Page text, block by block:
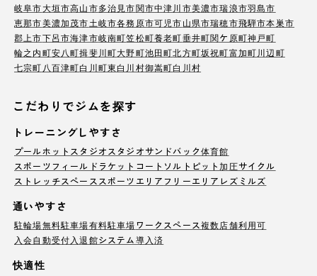
岐阜市大垣市高山市多治見市関市中津川市美濃市瑞浪市羽島市
恵那市美濃加茂市土岐市各務原市可児市山県市瑞穂市飛騨市本巣市
郡上市下呂市海津市岐南町笠松町養老町垂井町関ケ原町神戸町
輪之内町安八町揖斐川町大野町池田町北方町坂祝町富加町川辺町
七宗町 八百津町白川町東白川村御嵩町白川村
こだわりでジムを探す
トレーニングしやすさ
プールホットスタジオ スタジオサンドバック体育館
スポーツフィールド ラケットコート ソルトピット加圧サイクル
ストレッチスペース スポーツエリア フリーエリア レズミルズ
通いやすさ
駐輪場無料駐車場有料駐車場ワークスペース複数店舗利用可
入会自動受付 入退館システム導入済
快適性